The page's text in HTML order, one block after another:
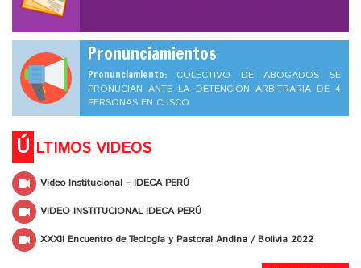
Pronunciamientos
Pronunciamiento: COLECTIVO DE ABOGADOS SE
PRONUCIAN ANTE LA DETENCION ARBITRARIA DE 4
PERSONAS EN CUSCO
Ú LTIMOS VIDEOS
Video Institucional – IDECA PERÚ
VIDEO INSTITUCIONAL IDECA PERÚ
XXXII Encuentro de Teología y Pastoral Andina / Bolivia 2022